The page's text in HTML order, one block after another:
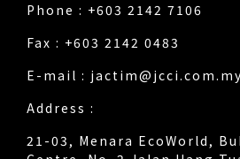
Phone : +603 2142 7106
Fax : +603 2142 0483
E-mail : jactim@jcci.com.my
Address :
21-03, Menara EcoWorld,